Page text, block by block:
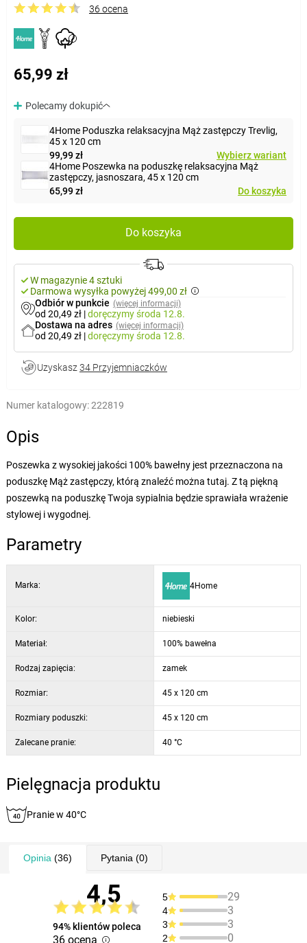
36 ocena
65,99 zł
Polecamy dokupić
4Home Poduszka relaksacyjna Mąż zastępczy Trevlig,
45 x 120 cm
99,99 zł
Wybierz wariant
4Home Poszewka na poduszkę relaksacyjna Mąż
zastępczy, jasnoszara, 45 x 120 cm
65,99 zł
Do koszyka
Do koszyka
W magazynie 4 sztuki
Darmowa wysyłka powyżej 499,00 zł
Odbiór w punkcie (więcej informacji)
od 20,49 zł |doręczymyśroda 12.8.
Dostawa na adres (więcej informacji)
od 20,49 zł |doręczymyśroda 12.8.
Uzyskasz 34 Przyjemniaczków
Numer katalogowy:222819
Opis
Poszewka z wysokiej jakości 100% bawełny jest przeznaczona na
poduszkę Mąż zastępczy, którą znaleźć można tutaj. Z tą piękną
poszewką na poduszkę Twoja sypialnia będzie sprawiała wrażenie
stylowej i wygodnej.
Parametry
Marka: 4Home
Kolor: niebieski
Materiał: 100% bawełna
Rodzaj zapięcia: zamek
Rozmiar: 45 x 120 cm
Rozmiary poduszki: 45 x 120 cm
Zalecane pranie: 40 °C
Pielęgnacja produktu
Pranie w 40°C
Opinia (36) Pytania (0)
4,5
94% klientów poleca
36 ocena
5 29
4 3
3 3
2 0